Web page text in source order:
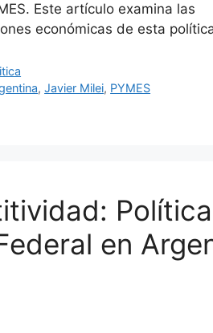
Este artículo examina las
económicas de esta
,Javier Milei, PYMES
Política
en